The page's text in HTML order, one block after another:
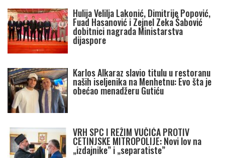
Hulija Velilja Lakonić, Dimitrije Popović,
Fuad Hasanović i Zejnel Zeka Šabović
dobitnici nagrada Ministarstva
dijaspore
Karlos Alkaraz slavio titulu u restoranu
naših iseljenika na Menhetnu: Evo šta je
obećao menadžeru Gutiću
VRH SPC I REŽIM VUČIĆA PROTIV
CETINJSKE MITROPOLIJE: Novi lov na
„izdajnike” i „separatiste”